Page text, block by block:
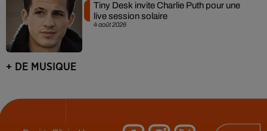
4 août 2026
Tiny Desk invite Charlie Puth pour une
live session solaire
+ DE MUSIQUE